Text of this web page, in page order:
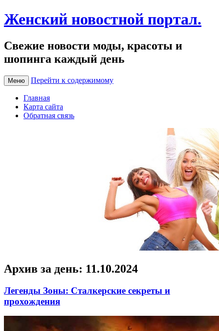
Женский новостной портал.
Свежие новости моды, красоты и
шопинга каждый день
Меню Перейти к содержимому
Главная
Карта сайта
Обратная связь
Архив за день: 11.10.2024
Легенды Зоны: Сталкерские секреты и
прохождения